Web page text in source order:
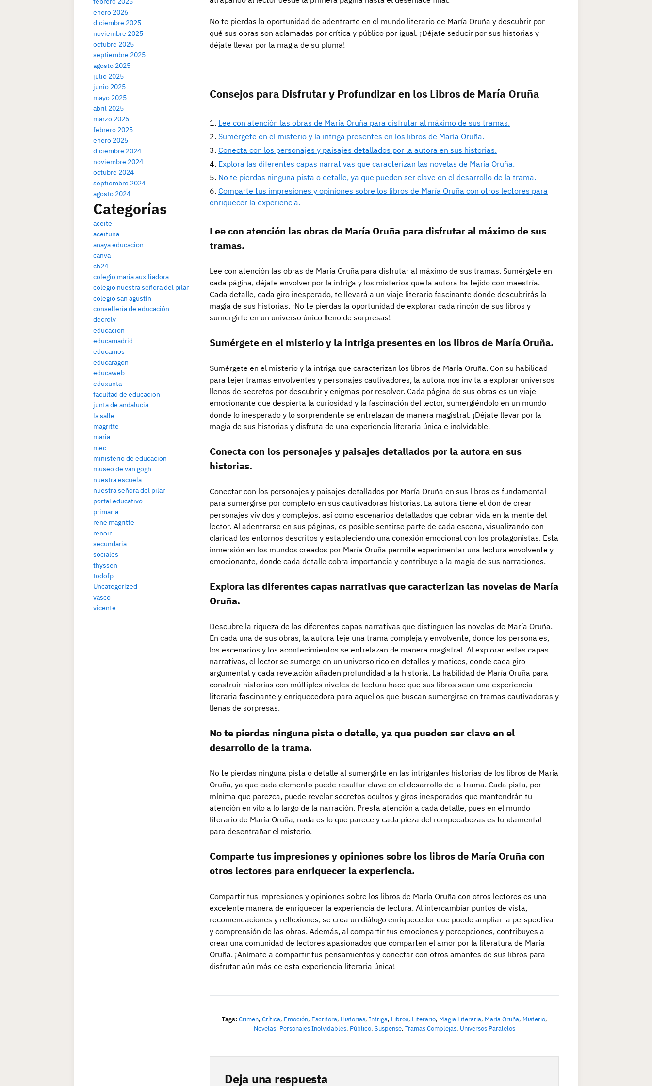
enero 2026
diciembre 2025
noviembre 2025
octubre 2025
septiembre 2025
agosto 2025
julio 2025
junio 2025
mayo 2025
abril 2025
marzo 2025
febrero 2025
enero 2025
diciembre 2024
noviembre 2024
octubre 2024
septiembre 2024
agosto 2024
Categorías
aceite
aceituna
anaya educacion
canva
ch24
colegio maria auxiliadora
colegio nuestra señora del pilar
colegio san agustín
consellería de educación
decroly
educacion
educamadrid
educamos
educaragon
educaweb
eduxunta
facultad de educacion
junta de andalucia
la salle
magritte
maria
mec
ministerio de educacion
museo de van gogh
nuestra escuela
nuestra señora del pilar
portal educativo
primaria
rene magritte
renoir
secundaria
sociales
thyssen
todofp
Uncategorized
vasco
vicente
No te pierdas la oportunidad de adentrarte en el mundo literario de María Oruña y descubrir por
qué sus obras son aclamadas por crítica y público por igual. ¡Déjate seducir por sus historias y
déjate llevar por la magia de su pluma!
Consejos para Disfrutar y Profundizar en los Libros de María Oruña
Lee con atención las obras de María Oruña para disfrutar al máximo de sus tramas.
Sumérgete en el misterio y la intriga presentes en los libros de María Oruña.
Conecta con los personajes y paisajes detallados por la autora en sus historias.
Explora las diferentes capas narrativas que caracterizan las novelas de María Oruña.
No te pierdas ninguna pista o detalle, ya que pueden ser clave en el desarrollo de la trama.
Comparte tus impresiones y opiniones sobre los libros de María Oruña con otros lectores para
enriquecer la experiencia.
Lee con atención las obras de María Oruña para disfrutar al máximo de sus
tramas.
Lee con atención las obras de María Oruña para disfrutar al máximo de sus tramas. Sumérgete en
cada página, déjate envolver por la intriga y los misterios que la autora ha tejido con maestría.
Cada detalle, cada giro inesperado, te llevará a un viaje literario fascinante donde descubrirás la
magia de sus historias. ¡No te pierdas la oportunidad de explorar cada rincón de sus libros y
sumergirte en un universo único lleno de sorpresas!
Sumérgete en el misterio y la intriga presentes en los libros de María Oruña.
Sumérgete en el misterio y la intriga que caracterizan los libros de María Oruña. Con su habilidad
para tejer tramas envolventes y personajes cautivadores, la autora nos invita a explorar universos
llenos de secretos por descubrir y enigmas por resolver. Cada página de sus obras es un viaje
emocionante que despierta la curiosidad y la fascinación del lector, sumergiéndolo en un mundo
donde lo inesperado y lo sorprendente se entrelazan de manera magistral. ¡Déjate llevar por la
magia de sus historias y disfruta de una experiencia literaria única e inolvidable!
Conecta con los personajes y paisajes detallados por la autora en sus
historias.
Conectar con los personajes y paisajes detallados por María Oruña en sus libros es fundamental
para sumergirse por completo en sus cautivadoras historias. La autora tiene el don de crear
personajes vívidos y complejos, así como escenarios detallados que cobran vida en la mente del
lector. Al adentrarse en sus páginas, es posible sentirse parte de cada escena, visualizando con
claridad los entornos descritos y estableciendo una conexión emocional con los protagonistas. Esta
inmersión en los mundos creados por María Oruña permite experimentar una lectura envolvente y
emocionante, donde cada detalle cobra importancia y contribuye a la magia de sus narraciones.
Explora las diferentes capas narrativas que caracterizan las novelas de María
Oruña.
Descubre la riqueza de las diferentes capas narrativas que distinguen las novelas de María Oruña.
En cada una de sus obras, la autora teje una trama compleja y envolvente, donde los personajes,
los escenarios y los acontecimientos se entrelazan de manera magistral. Al explorar estas capas
narrativas, el lector se sumerge en un universo rico en detalles y matices, donde cada giro
argumental y cada revelación añaden profundidad a la historia. La habilidad de María Oruña para
construir historias con múltiples niveles de lectura hace que sus libros sean una experiencia
literaria fascinante y enriquecedora para aquellos que buscan sumergirse en tramas cautivadoras y
llenas de sorpresas.
No te pierdas ninguna pista o detalle, ya que pueden ser clave en el
desarrollo de la trama.
No te pierdas ninguna pista o detalle al sumergirte en las intrigantes historias de los libros de María
Oruña, ya que cada elemento puede resultar clave en el desarrollo de la trama. Cada pista, por
mínima que parezca, puede revelar secretos ocultos y giros inesperados que mantendrán tu
atención en vilo a lo largo de la narración. Presta atención a cada detalle, pues en el mundo
literario de María Oruña, nada es lo que parece y cada pieza del rompecabezas es fundamental
para desentrañar el misterio.
Comparte tus impresiones y opiniones sobre los libros de María Oruña con
otros lectores para enriquecer la experiencia.
Compartir tus impresiones y opiniones sobre los libros de María Oruña con otros lectores es una
excelente manera de enriquecer la experiencia de lectura. Al intercambiar puntos de vista,
recomendaciones y reflexiones, se crea un diálogo enriquecedor que puede ampliar la perspectiva
y comprensión de las obras. Además, al compartir tus emociones y percepciones, contribuyes a
crear una comunidad de lectores apasionados que comparten el amor por la literatura de María
Oruña. ¡Anímate a compartir tus pensamientos y conectar con otros amantes de sus libros para
disfrutar aún más de esta experiencia literaria única!
Tags: Crimen, Crítica, Emoción, Escritora, Historias, Intriga, Libros, Literario, Magia Literaria, María Oruña, Misterio,
Novelas, Personajes Inolvidables, Público, Suspense, Tramas Complejas, Universos Paralelos
Deja una respuesta